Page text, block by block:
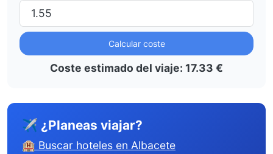
Calcular coste
Coste estimado del viaje: 17.33 €
✈ ¿Planeas viajar?
🏨 Buscar hoteles en Albacete